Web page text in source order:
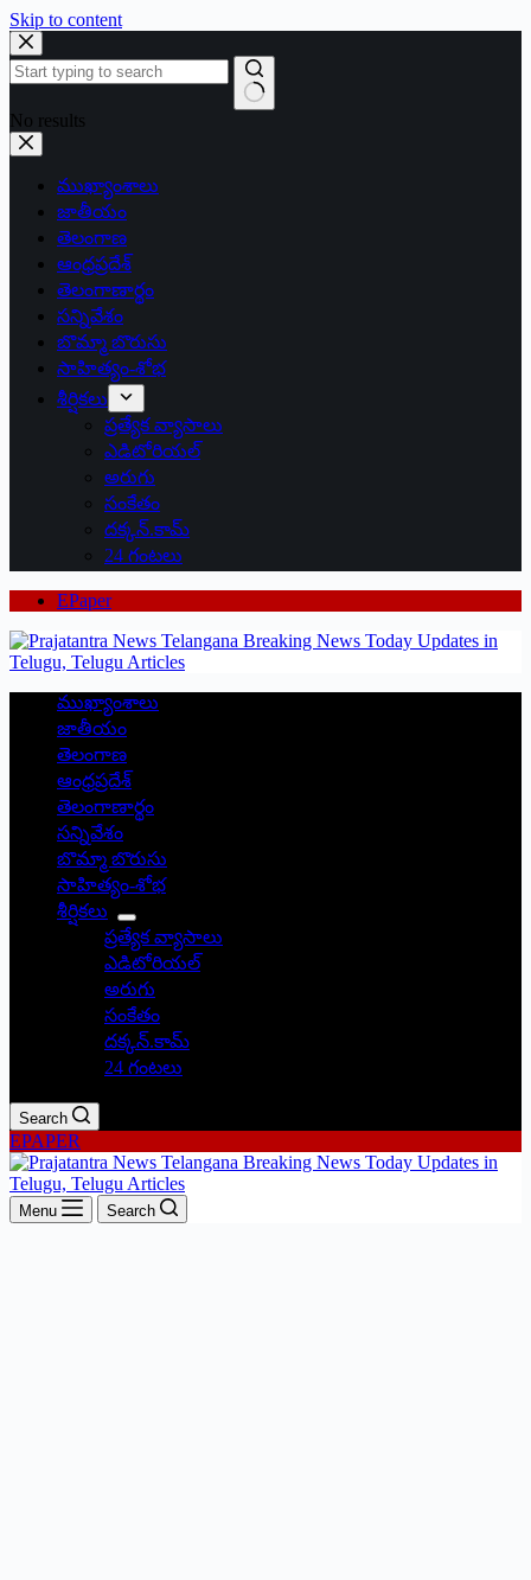
Skip to content
No results
ముఖ్యాంశాలు
జాతీయం
తెలంగాణ
ఆంధ్రప్రదేశ్
తెలంగాణార్థం
సన్నివేశం
బొమ్మా బొరుసు
సాహిత్యం-శోభ
శీర్షికలు
ప్రత్యేక వ్యాసాలు
ఎడిటోరియల్
అరుగు
సంకేతం
దక్కన్.కామ్
24 గంటలు
EPaper
ముఖ్యాంశాలు
జాతీయం
తెలంగాణ
ఆంధ్రప్రదేశ్
తెలంగాణార్థం
సన్నివేశం
బొమ్మా బొరుసు
సాహిత్యం-శోభ
శీర్షికలు
ప్రత్యేక వ్యాసాలు
ఎడిటోరియల్
అరుగు
సంకేతం
దక్కన్.కామ్
24 గంటలు
Search
EPAPER
Menu Search